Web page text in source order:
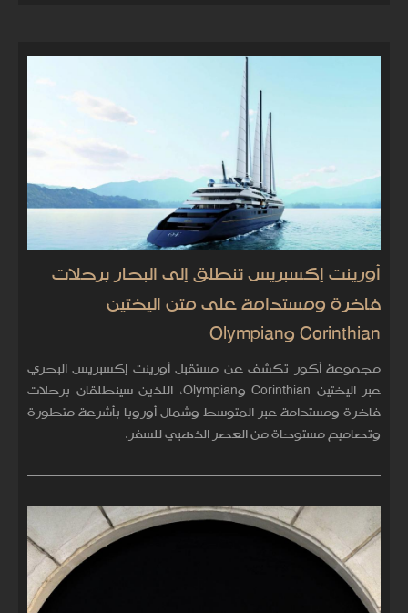
أورينت إكسبريس تنطلق إلى البحار برحلات
فاخرة ومستدامة على متن اليختين
Corinthian وOlympian
مجموعة أكور تكشف عن مستقبل أورينت إكسبريس البحري
عبر اليختين Corinthian وOlympian، اللذين سينطلقان برحلات
فاخرة ومستدامة عبر المتوسط وشمال أوروبا بأشرعة متطورة
وتصاميم مستوحاة من العصر الذهبي للسفر.